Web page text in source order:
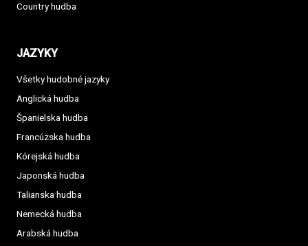
Country hudba
JAZYKY
Všetky hudobné jazyky
Anglická hudba
Španielska hudba
Francúzska hudba
Kórejská hudba
Japonská hudba
Talianska hudba
Nemecká hudba
Arabská hudba